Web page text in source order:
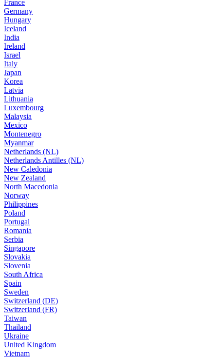
France
Germany
Hungary
Iceland
India
Ireland
Israel
Italy
Japan
Korea
Latvia
Lithuania
Luxembourg
Malaysia
Mexico
Montenegro
Myanmar
Netherlands (NL)
Netherlands Antilles (NL)
New Caledonia
New Zealand
North Macedonia
Norway
Philippines
Poland
Portugal
Romania
Serbia
Singapore
Slovakia
Slovenia
South Africa
Spain
Sweden
Switzerland (DE)
Switzerland (FR)
Taiwan
Thailand
Ukraine
United Kingdom
Vietnam